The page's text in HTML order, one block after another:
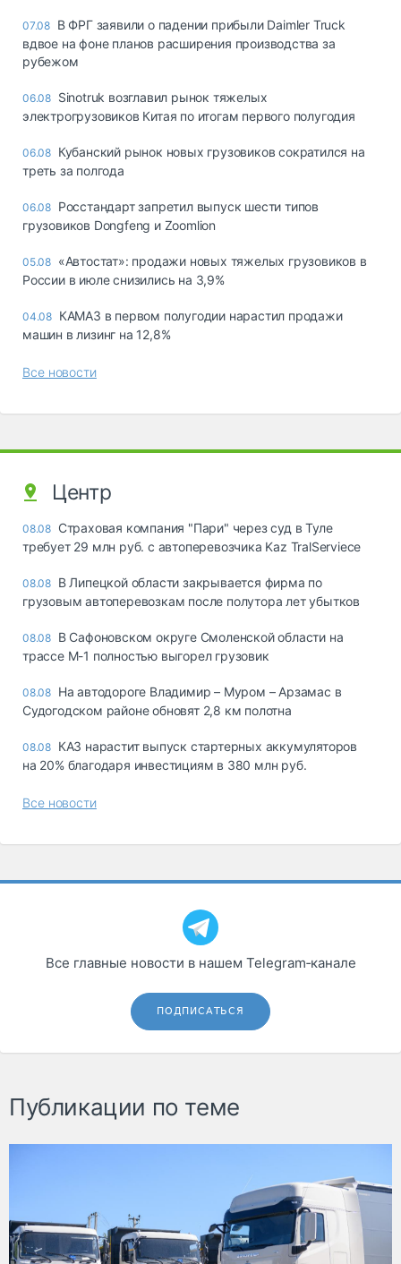
07.08 В ФРГ заявили о падении прибыли Daimler Truck
вдвое на фоне планов расширения производства за
рубежом
06.08 Sinotruk возглавил рынок тяжелых
электрогрузовиков Китая по итогам первого полугодия
06.08 Кубанский рынок новых грузовиков сократился на
треть за полгода
06.08 Росстандарт запретил выпуск шести типов
грузовиков Dongfeng и Zoomlion
05.08 «Автостат»: продажи новых тяжелых грузовиков в
России в июле снизились на 3,9%
04.08 КАМАЗ в первом полугодии нарастил продажи
машин в лизинг на 12,8%
Все новости
Центр
08.08 Страховая компания "Пари" через суд в Туле
требует 29 млн руб. с автоперевозчика Kaz TralServiece
08.08 В Липецкой области закрывается фирма по
грузовым автоперевозкам после полутора лет убытков
08.08 В Сафоновском округе Смоленской области на
трассе М-1 полностью выгорел грузовик
08.08 На автодороге Владимир – Муром – Арзамас в
Судогодском районе обновят 2,8 км полотна
08.08 КАЗ нарастит выпуск стартерных аккумуляторов
на 20% благодаря инвестициям в 380 млн руб.
Все новости
Все главные новости в нашем Telegram‑канале
ПОДПИСАТЬСЯ
Публикации по теме